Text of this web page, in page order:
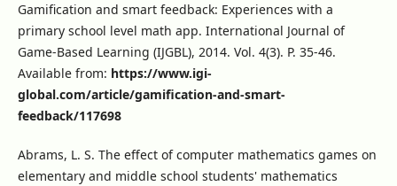
Gamification and smart feedback: Experiences with a
primary school level math app. International Journal of
Game-Based Learning (IJGBL), 2014. Vol. 4(3). P. 35-46.
Available from: https://www.igi-
global.com/article/gamification-and-smart-
feedback/117698
Abrams, L. S. The effect of computer mathematics games on
elementary and middle school students' mathematics